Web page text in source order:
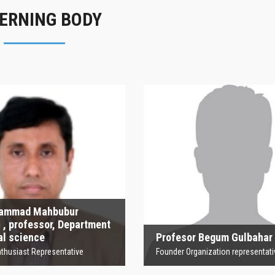
BODY
Profesor Begum Gulbahar
Founder Organization representative
Profesor Begum
Founder Organization representative
Sharmin
Principal